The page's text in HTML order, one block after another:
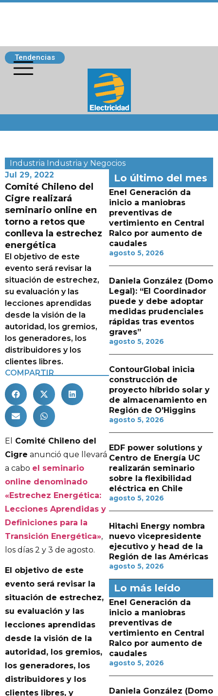
Tendencias
Industria Industria y Negocios
Jul 29, 2022
Comité Chileno del
Cigre realizará
seminario online en
torno a retos que
conlleva la estrechez
energética
El objetivo de este
evento será revisar la
situación de estrechez,
su evaluación y las
lecciones aprendidas
desde la visión de la
autoridad, los gremios,
los generadores, los
distribuidores y los
clientes libres.
COMPARTIR
El
Comité Chileno del
Cigre anunció que llevará
a cabo el seminario
online denominado
«Estrechez Energética:
Lecciones Aprendidas y
Definiciones para la
Transición Energética»,
los días 2 y 3 de agosto.
El objetivo de este
evento será revisar la
situación de estrechez,
su evaluación y las
lecciones aprendidas
desde la visión de la
autoridad, los gremios,
los generadores, los
distribuidores y los
clientes libres, y
Lo último del mes
Enel Generación da
inicio a maniobras
preventivas de
vertimiento en Central
Ralco por aumento de
caudales
agosto 5, 2026
Daniela González (Domo
Legal): “El Coordinador
puede y debe adoptar
medidas prudenciales
rápidas tras eventos
graves”
agosto 5, 2026
ContourGlobal inicia
construcción de
proyecto híbrido solar y
de almacenamiento en
Región de O’Higgins
agosto 5, 2026
EDF power solutions y
Centro de Energía UC
realizarán seminario
sobre la flexibilidad
eléctrica en Chile
agosto 5, 2026
Hitachi Energy nombra
nuevo vicepresidente
ejecutivo y head de la
Región de las Américas
agosto 5, 2026
Lo más leído
Enel Generación da
inicio a maniobras
preventivas de
vertimiento en Central
Ralco por aumento de
caudales
agosto 5, 2026
Daniela González (Domo